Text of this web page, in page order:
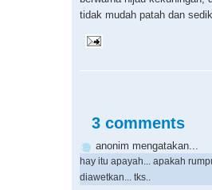
tidak mudah patah dan
3 comments
anonim mengatakan...
hay itu apayah... apakah
diawetkan... tks..